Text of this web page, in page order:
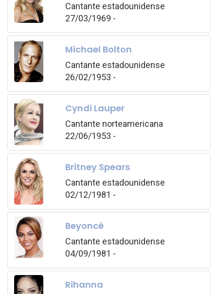
Cantante estadounidense
27/03/1969 -
Michael Bolton
Cantante estadounidense
26/02/1953 -
Cyndi Lauper
Cantante norteamericana
22/06/1953 -
Britney Spears
Cantante estadounidense
02/12/1981 -
Beyoncé
Cantante estadounidense
04/09/1981 -
Rihanna